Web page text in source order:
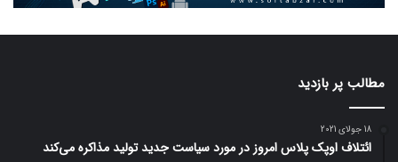
مطالب پر بازدید
18 جولای 2021
ائتلاف اوپک پلاس امروز در مورد سیاست جدید تولید مذاکره می‌کند